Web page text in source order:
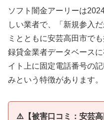
ソフト闇金アーリーは
しい業者で、「新規参入
ミとともに安芸高田市で
録貸金業者データベース
イト上に固定電話番号の
みという特徴があります。
⚠️【被害口コミ：安芸高